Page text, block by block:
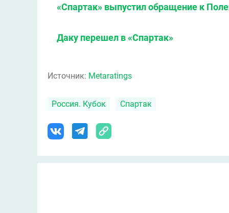
«Спартак» выпустил обращение к
Даку перешел в «Спартак»
Источник: Metaratings
Россия. Кубок Спартак